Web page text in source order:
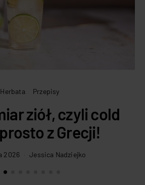
Herbata Przepisy
ziół, czyli cold
z Grecji!
2026 Jessica Nadziejko